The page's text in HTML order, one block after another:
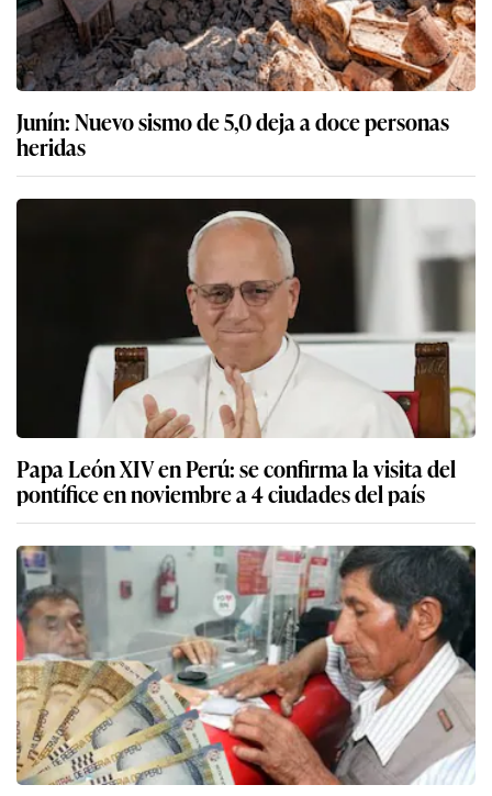
Junín: Nuevo sismo de 5,0 deja a doce personas
heridas
Papa León XIV en Perú: se confirma la visita del
pontífice en noviembre a 4 ciudades del país